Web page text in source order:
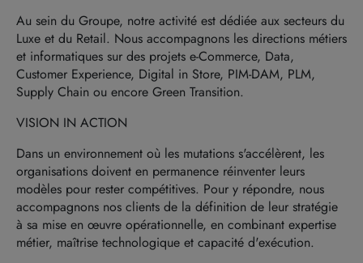
Au sein du Groupe, notre activité est dédiée aux secteurs du
Luxe et du Retail. Nous accompagnons les directions métiers
et informatiques sur des projets e-Commerce, Data,
Customer Experience, Digital in Store, PIM-DAM, PLM,
Supply Chain ou encore Green Transition.
VISION IN ACTION
Dans un environnement où les mutations s'accélèrent, les
organisations doivent en permanence réinventer leurs
modèles pour rester compétitives. Pour y répondre, nous
accompagnons nos clients de la définition de leur stratégie
à sa mise en œuvre opérationnelle, en combinant expertise
métier, maîtrise technologique et capacité d'exécution.